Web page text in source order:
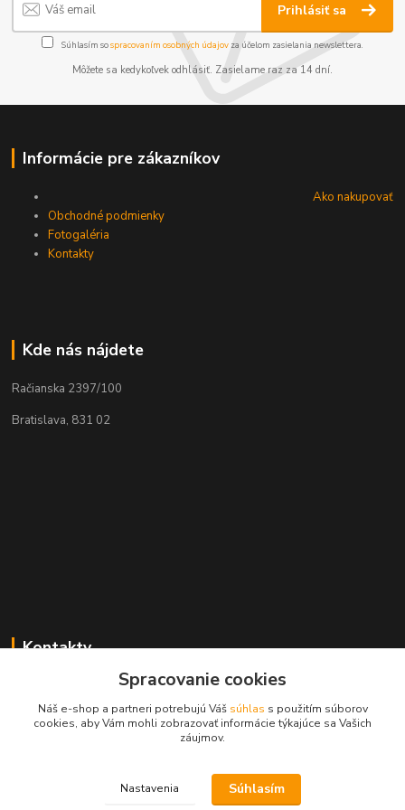
Prihlásiť sa
Súhlasím sospracovaním osobných údajov za účelom zasielania newslettera.
Môžete sa kedykoľvek odhlásiť. Zasielame raz za 14 dní.
Informácie pre zákazníkov
Ako nakupovať
Obchodné podmienky
Fotogaléria
Kontakty
Kde nás nájdete
Račianska 2397/100
Bratislava, 831 02
Kontakty
Zákaznícka podpora MADPARTS
+421 903 566 139
(Po-Pia, 8-17 hod.), (So 8-11 hod.)
Spracovanie cookies
Náš e-shop a partneri potrebujú Váš súhlas s použitím súborov
cookies, aby Vám mohli zobrazovať informácie týkajúce sa Vašich
záujmov.
Nastavenia Súhlasím